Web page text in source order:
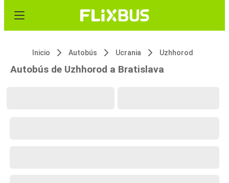
Inicio Autobús Ucrania Uzhhorod
Autobús de Uzhhorod a Bratislava